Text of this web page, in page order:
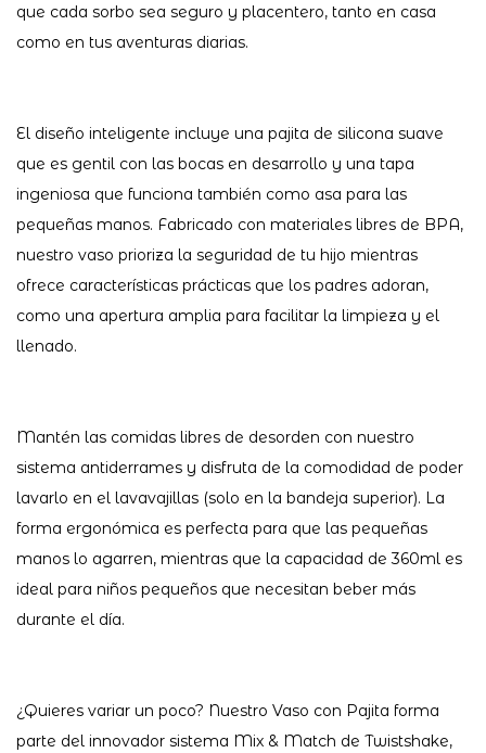
que cada sorbo sea seguro y placentero, tanto en casa
como en tus aventuras diarias.
El diseño inteligente incluye una pajita de silicona suave
que es gentil con las bocas en desarrollo y una tapa
ingeniosa que funciona también como asa para las
pequeñas manos. Fabricado con materiales libres de BPA,
nuestro vaso prioriza la seguridad de tu hijo mientras
ofrece características prácticas que los padres adoran,
como una apertura amplia para facilitar la limpieza y el
llenado.
Mantén las comidas libres de desorden con nuestro
sistema antiderrames y disfruta de la comodidad de poder
lavarlo en el lavavajillas (solo en la bandeja superior). La
forma ergonómica es perfecta para que las pequeñas
manos lo agarren, mientras que la capacidad de 360ml es
ideal para niños pequeños que necesitan beber más
durante el día.
¿Quieres variar un poco? Nuestro Vaso con Pajita forma
parte del innovador sistema Mix & Match de Twistshake,